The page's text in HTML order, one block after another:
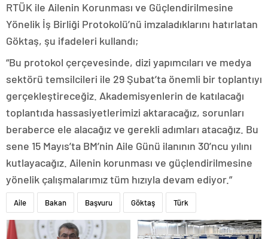
RTÜK ile Ailenin Korunması ve Güçlendirilmesine
Yönelik İş Birliği Protokolü’nü imzaladıklarını hatırlatan
Göktaş, şu ifadeleri kullandı;
“Bu protokol çerçevesinde, dizi yapımcıları ve medya
sektörü temsilcileri ile 29 Şubat’ta önemli bir toplantıyı
gerçekleştireceğiz. Akademisyenlerin de katılacağı
toplantıda hassasiyetlerimizi aktaracağız, sorunları
beraberce ele alacağız ve gerekli adımları atacağız. Bu
sene 15 Mayıs’ta BM’nin Aile Günü ilanının 30’ncu yılını
kutlayacağız. Ailenin korunması ve güçlendirilmesine
yönelik çalışmalarımız tüm hızıyla devam ediyor.”
Aile Bakan Başvuru Göktaş Türk